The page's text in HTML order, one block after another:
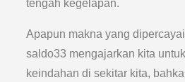
tengah kegelapan.
Apapun makna yang
saldo33 mengajarkan kita
keindahan di sekitar kita,